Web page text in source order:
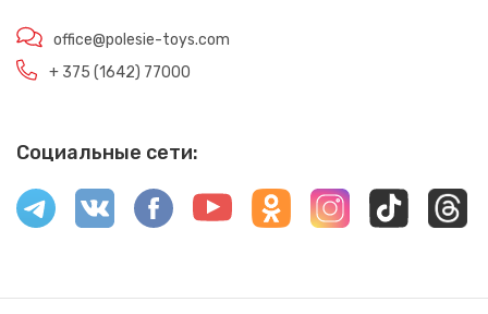
office@polesie-toys.com
+ 375 (1642) 77000
Социальные сети: